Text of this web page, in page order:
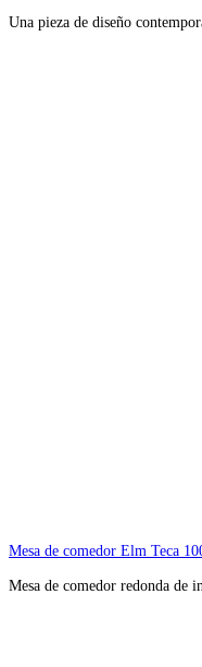
Una pieza de diseño
Mesa de comedor Elm Teca
Mesa de comedor redonda de